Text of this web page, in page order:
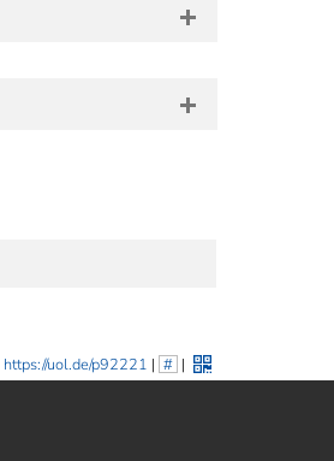
https://uol.de/p92221 | # |